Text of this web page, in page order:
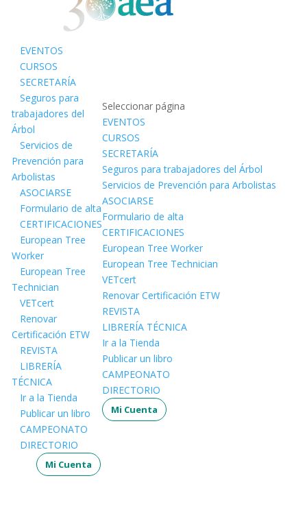
EVENTOS
CURSOS
SECRETARÍA
Seguros para
trabajadores del
Árbol
Servicios de
Prevención para
Arbolistas
ASOCIARSE
Formulario de alta
CERTIFICACIONES
European Tree
Worker
European Tree
Technician
VETcert
Renovar
Certificación ETW
REVISTA
LIBRERÍA
TÉCNICA
Ir a la Tienda
Publicar un libro
CAMPEONATO
DIRECTORIO
Mi Cuenta
Seleccionar página
EVENTOS
CURSOS
SECRETARÍA
Seguros para trabajadores del Árbol
Servicios de Prevención para Arbolistas
ASOCIARSE
Formulario de alta
CERTIFICACIONES
European Tree Worker
European Tree Technician
VETcert
Renovar Certificación ETW
REVISTA
LIBRERÍA TÉCNICA
Ir a la Tienda
Publicar un libro
CAMPEONATO
DIRECTORIO
Mi Cuenta